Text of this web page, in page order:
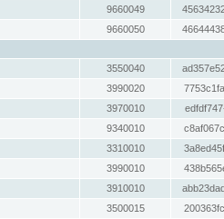
9660049
9660050
3550040
3990020
3970010
9340010
3310010
3990010
3910010
3500015